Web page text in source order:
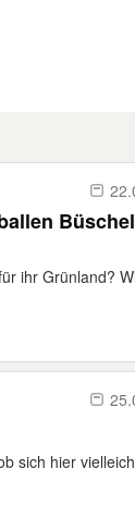
ihr Grünland?
sich hier